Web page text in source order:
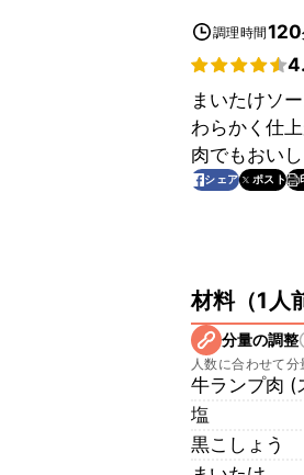
調理時間120
まいたけソ
わらかく仕
肉でもおい
シェア ポスト
材料（1人
分量の調整
人数に合わせて
牛ランプ肉 (
塩
黒こしょう